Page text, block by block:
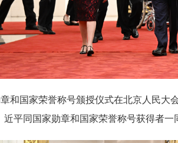
和国家荣誉称号颁授仪式在北京人民
近平同国家勋章和国家荣誉称号获得者